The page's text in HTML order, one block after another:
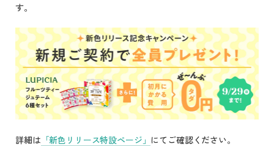
す。
詳細は 「新色リリース特設ページ」 にてご確認ください。